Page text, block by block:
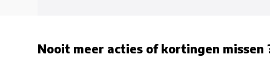
Nooit meer acties of kortingen missen